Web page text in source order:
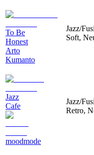
To Be
Honest
Arto
Kumanto
Jazz/
Soft,
Jazz
Cafe
moodmode
Jazz/
Retro,